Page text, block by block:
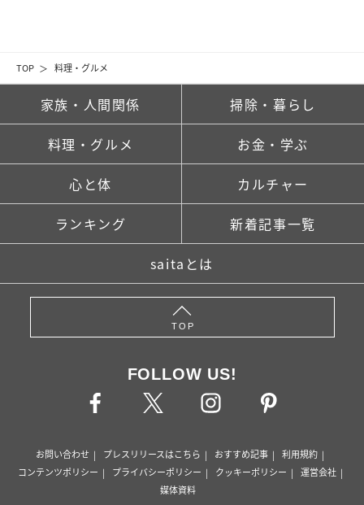
TOP 料理・グルメ
家族・人間関係 掃除・暮らし
料理・グルメ お金・学ぶ
心と体 カルチャー
ランキング 新着記事一覧
saitaとは
TOP
FOLLOW US!
お問い合わせ プレスリリースはこちら おすすめ記事
利用規約
コンテンツポリシー
プライバシーポリシー クッキーポリシー
運営会社
媒体資料